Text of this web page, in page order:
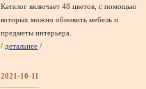
Каталог включает 48 цветов, с помощью
которых можно обновить мебель и
предметы интерьера.
/ детальнее /
2021-10-11